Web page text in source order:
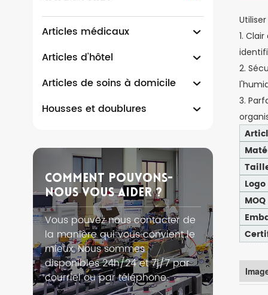
Articles médicaux
Articles d'hôtel
Articles de soins à domicile
Housses et doublures
Comment Pouvons-
Nous Vous Aider ?
Vous pouvez nous contacter de
la manière qui vous convient le
mieux. Nous sommes
disponibles 24h/24 et 7j/7 par
courriel ou par téléphone.
Utiliser
1.
2.
3.
Logo
MOQ